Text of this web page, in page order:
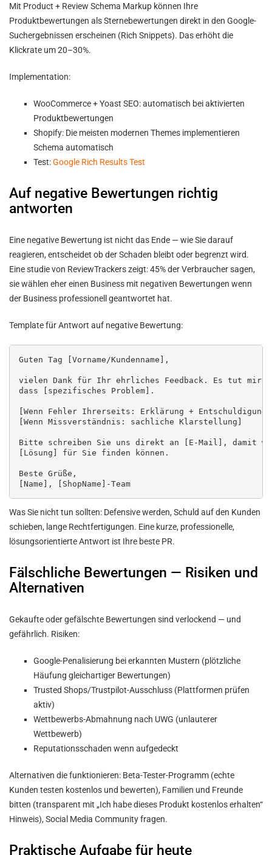
Mit Product + Review Schema Markup können Ihre
Produktbewertungen als Sternebewertungen direkt in den Google-
Suchergebnissen erscheinen (Rich Snippets). Das erhöht die
Klickrate um 20–30%.
Implementation:
WooCommerce + Yoast SEO: automatisch bei aktivierten
Produktbewertungen
Shopify: Die meisten modernen Themes implementieren
Schema automatisch
Test:Google Rich Results Test
Auf negative Bewertungen richtig
antworten
Eine negative Bewertung ist nicht das Ende — wie Sie darauf
reagieren, entscheidet ob der Schaden bleibt oder begrenzt wird.
Eine studie von ReviewTrackers zeigt: 45% der Verbraucher sagen,
sie wählen eher einen Business mit negativen Bewertungen wenn
der Business professionell geantwortet hat.
Template für Antwort auf negative Bewertung:
Guten Tag [Vorname/Kundenname],
vielen Dank für Ihr ehrliches Feedback. Es tut mir
dass [spezifisches Problem].
[Wenn Fehler Ihrerseits: Erklärung + Entschuldigung]
[Wenn Missverständnis: sachliche Klarstellung]
Bitte schreiben Sie uns direkt an [E-Mail], damit
[Lösung] für Sie finden können.
Beste Grüße,
Was Sie nicht tun sollten: Defensive werden, Schuld auf den Kunden
schieben, lange Rechtfertigungen. Eine kurze, professionelle,
lösungsorientierte Antwort ist Ihre beste PR.
Fälschliche Bewertungen — Risiken und
Alternativen
Gekaufte oder gefälschte Bewertungen sind verlockend — und
gefährlich. Risiken:
Google-Penalisierung bei erkannten Mustern (plötzliche
Häufung gleichartiger Bewertungen)
Trusted Shops/Trustpilot-Ausschluss (Plattformen prüfen
aktiv)
Wettbewerbs-Abmahnung nach UWG (unlauterer
Wettbewerb)
Reputationsschaden wenn aufgedeckt
Alternativen die funktionieren: Beta-Tester-Programm (echte
Kunden testen kostenlos und bewerten), Familien und Freunde
bitten (transparent mit „Ich habe dieses Produkt kostenlos erhalten“
Hinweis), Social Media Community fragen.
Praktische Aufgabe für heute